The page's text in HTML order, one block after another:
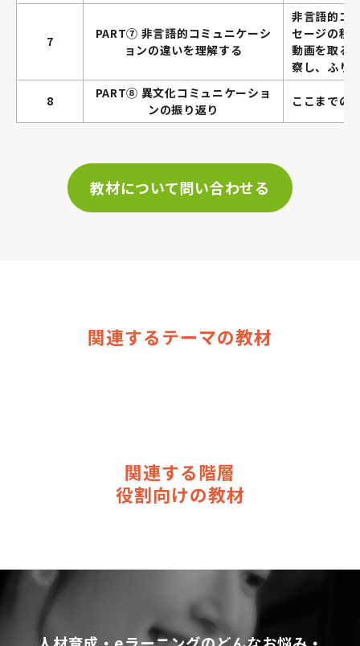
7
PART⑦ 非言語的コミュニケーシ
ョンの違いを理解する
非言語的コ
セージの種
動画を取る
察し、ふり
8
PART⑧ 異文化コミュニケーショ
ンの振り返り
ここまでの
教材について問い合わせる
関連するテーマの教材
関連する階層
役割向けの教材